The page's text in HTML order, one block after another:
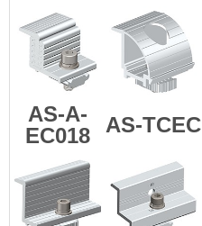
AS-A-
EC018
AS-TCEC